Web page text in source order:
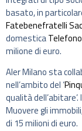
basato, in
Fatebenefratelli
domestica
milione di euro.
Aler Milano sta
nell’ambito del ‘
qualità
Muovere gli
di 15 milioni di euro.